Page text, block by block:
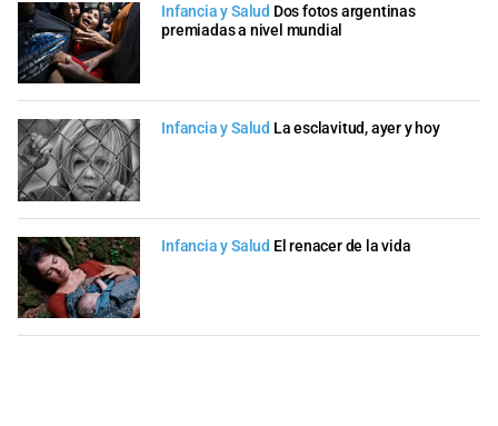
Infancia y Salud Dos fotos argentinas
premiadas a nivel mundial
Infancia y Salud La esclavitud, ayer y hoy
Infancia y Salud El renacer de la vida